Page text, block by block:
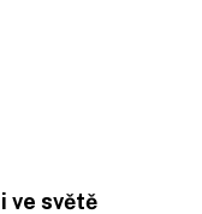
ve světě